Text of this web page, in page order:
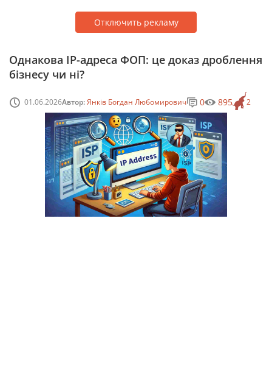
Отключить рекламу
Однакова IP-адреса ФОП: це доказ дроблення
бізнесу чи ні?
01.06.2026Автор:Янків Богдан Любомирович 2
0 895